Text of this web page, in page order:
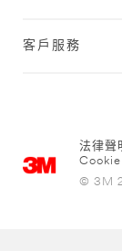
客戶服務
法律聲
© 3M